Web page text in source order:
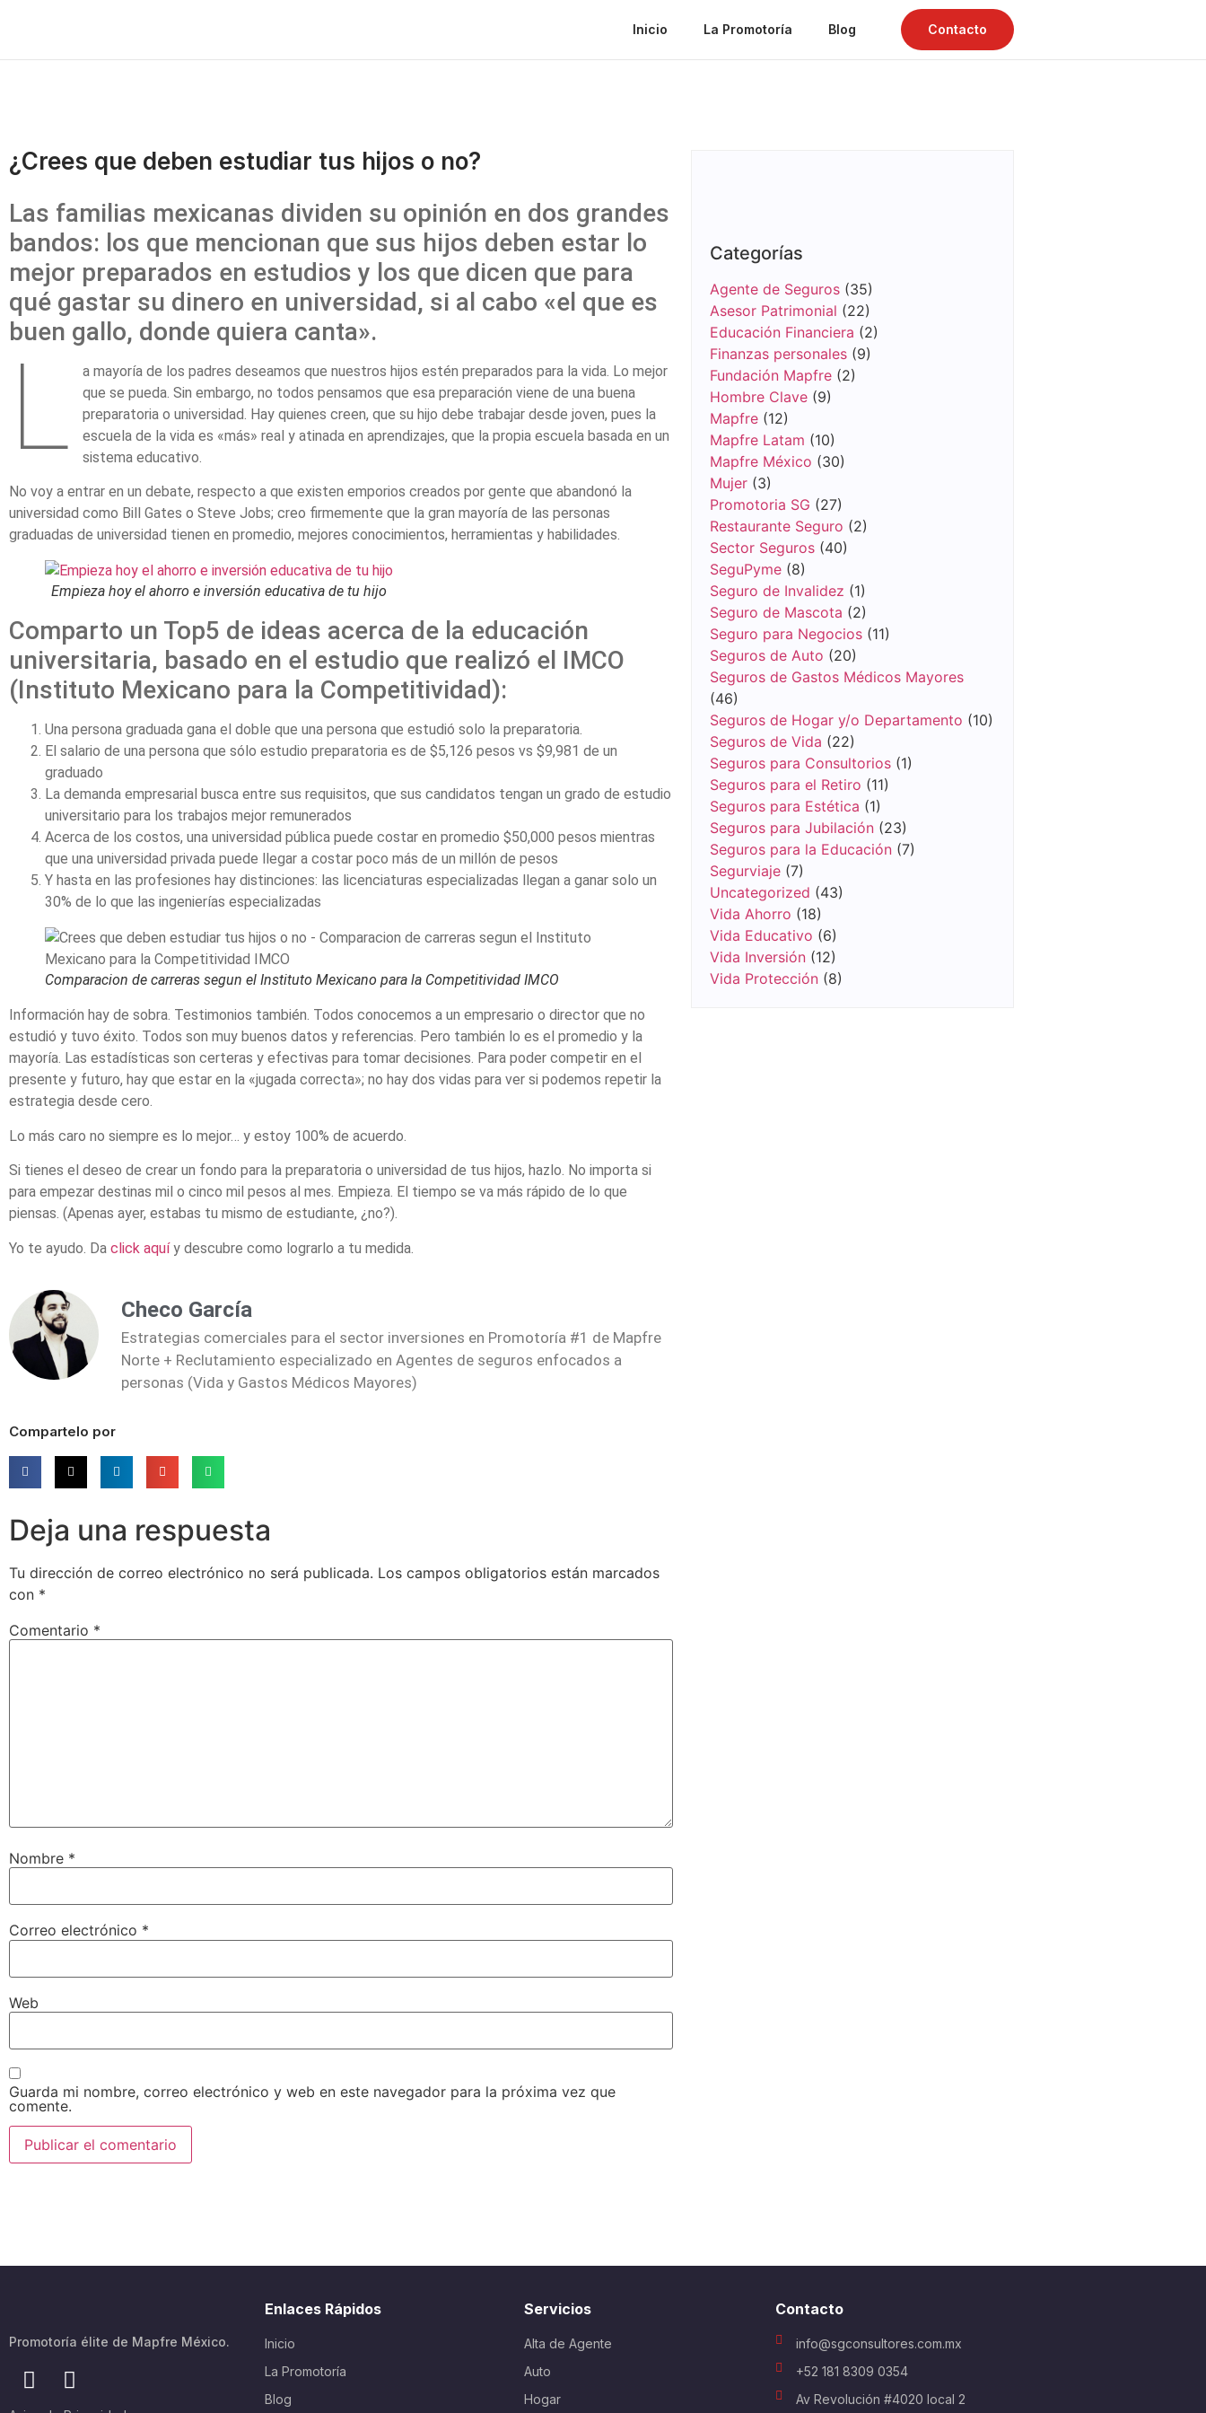
Inicio La Promotoría Blog Contacto
¿Crees que deben estudiar tus hijos o no?
Las familias mexicanas dividen su opinión en dos grandes
bandos: los que mencionan que sus hijos deben estar lo
mejor preparados en estudios y los que dicen que para
qué gastar su dinero en universidad, si al cabo «el que es
buen gallo, donde quiera canta».
L
a mayoría de los padres deseamos que nuestros hijos estén preparados para la vida. Lo mejor
que se pueda. Sin embargo, no todos pensamos que esa preparación viene de una buena
preparatoria o universidad. Hay quienes creen, que su hijo debe trabajar desde joven, pues la
escuela de la vida es «más» real y atinada en aprendizajes, que la propia escuela basada en un
sistema educativo.
No voy a entrar en un debate, respecto a que existen emporios creados por gente que abandonó la
universidad como Bill Gates o Steve Jobs; creo firmemente que la gran mayoría de las personas
graduadas de universidad tienen en promedio, mejores conocimientos, herramientas y habilidades.
Empieza hoy el ahorro e inversión educativa de tu hijo
Comparto un Top5 de ideas acerca de la educación
universitaria, basado en el estudio que realizó el IMCO
(Instituto Mexicano para la Competitividad):
Una persona graduada gana el doble que una persona que estudió solo la preparatoria.
El salario de una persona que sólo estudio preparatoria es de $5,126 pesos vs $9,981 de un
graduado
La demanda empresarial busca entre sus requisitos, que sus candidatos tengan un grado de estudio
universitario para los trabajos mejor remunerados
Acerca de los costos, una universidad pública puede costar en promedio $50,000 pesos mientras
que una universidad privada puede llegar a costar poco más de un millón de pesos
Y hasta en las profesiones hay distinciones: las licenciaturas especializadas llegan a ganar solo un
30% de lo que las ingenierías especializadas
Comparacion de carreras segun el Instituto Mexicano para la Competitividad IMCO
Información hay de sobra. Testimonios también. Todos conocemos a un empresario o director que no
estudió y tuvo éxito. Todos son muy buenos datos y referencias. Pero también lo es el promedio y la
mayoría. Las estadísticas son certeras y efectivas para tomar decisiones. Para poder competir en el
presente y futuro, hay que estar en la «jugada correcta»; no hay dos vidas para ver si podemos repetir la
estrategia desde cero.
Lo más caro no siempre es lo mejor… y estoy 100% de acuerdo.
Si tienes el deseo de crear un fondo para la preparatoria o universidad de tus hijos, hazlo. No importa si
para empezar destinas mil o cinco mil pesos al mes. Empieza. El tiempo se va más rápido de lo que
piensas. (Apenas ayer, estabas tu mismo de estudiante, ¿no?).
Yo te ayudo. Da click aquíy descubre como lograrlo a tu medida.
Checo García
Estrategias comerciales para el sector inversiones en Promotoría #1 de Mapfre
Norte + Reclutamiento especializado en Agentes de seguros enfocados a
personas (Vida y Gastos Médicos Mayores)
Compartelo por
Deja una respuesta
Tu dirección de correo electrónico no será publicada. Los campos obligatorios están marcados
con *
Comentario *
Nombre *
Correo electrónico *
Web
Guarda mi nombre, correo electrónico y web en este navegador para la próxima vez que
comente.
Categorías
Agente de Seguros(35)
Asesor Patrimonial (22)
Educación Financiera (2)
Finanzas personales(9)
Fundación Mapfre(2)
Hombre Clave(9)
Mapfre(12)
Mapfre Latam (10)
Mapfre México (30)
Mujer(3)
Promotoria SG (27)
Restaurante Seguro (2)
Sector Seguros(40)
SeguPyme(8)
Seguro de Invalidez (1)
Seguro de Mascota (2)
Seguro para Negocios(11)
Seguros de Auto (20)
Seguros de Gastos Médicos Mayores
(46)
Seguros de Hogar y/o Departamento (10)
Seguros de Vida (22)
Seguros para Consultorios(1)
Seguros para el Retiro (11)
Seguros para Estética (1)
Seguros para Jubilación(23)
Seguros para la Educación(7)
Segurviaje(7)
Uncategorized (43)
Vida Ahorro (18)
Vida Educativo (6)
Vida Inversión(12)
Vida Protección(8)
Promotoría élite de Mapfre México.
Enlaces Rápidos
Inicio
La Promotoría
Blog
Servicios
Alta de Agente
Auto
Hogar
Contacto
info@sgconsultores.com.mx
+52 181 8309 0354
Av Revolución #4020 local 2